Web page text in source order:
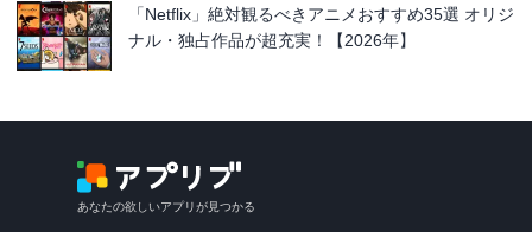
「Netflix」絶対観るべきアニメおすすめ35選 オリジ
ナル・独占作品が超充実！【2026年】
あなたの欲しいアプリが見つかる